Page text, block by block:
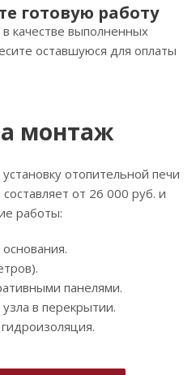
готовую работу
качестве выполненных
оставшуюся для оплаты
монтаж
отопительной печи
от 26 000 руб. и
работы:
панелями.
в перекрытии.